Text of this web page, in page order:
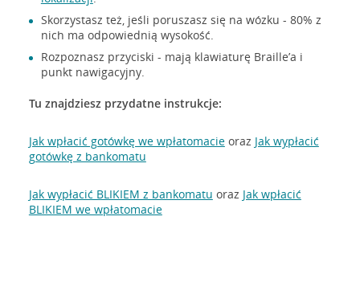
Skorzystasz też, jeśli poruszasz się na wózku - 80% z
nich ma odpowiednią wysokość.
Rozpoznasz przyciski - mają klawiaturę Braille’a i
punkt nawigacyjny.
Tu znajdziesz przydatne instrukcje:
Jak wpłacić gotówkę we wpłatomacieoraz Jak wypłacić
gotówkę z bankomatu
Jak wypłacić BLIKIEM z bankomatu oraz Jak wpłacić
BLIKIEM we wpłatomacie